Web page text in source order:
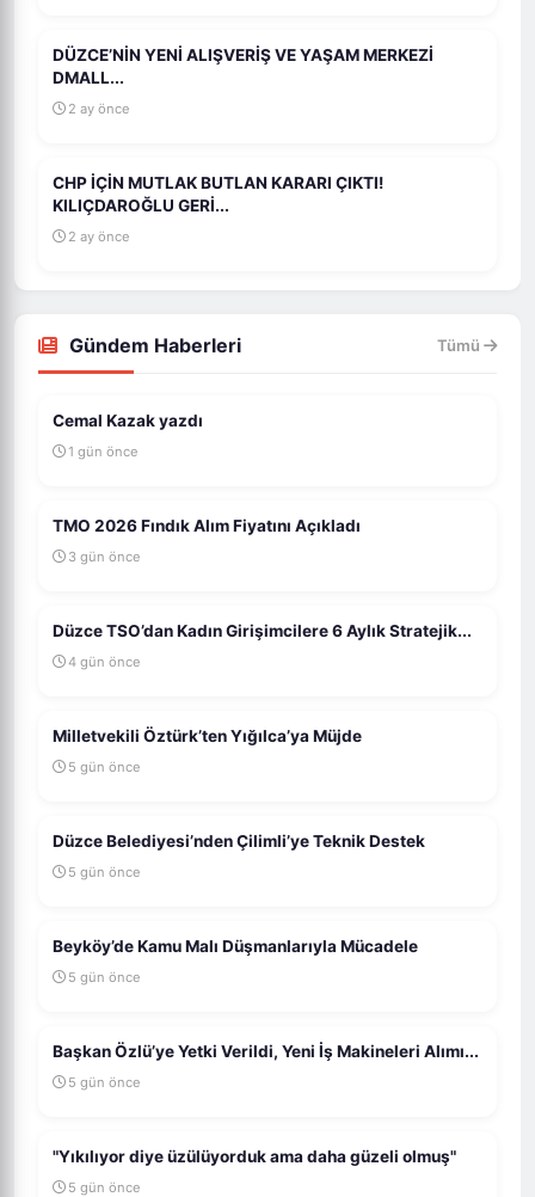
DÜZCE’NİN YENİ ALIŞVERİŞ VE YAŞAM MERKEZİ
DMALL...
2 ay önce
CHP İÇİN MUTLAK BUTLAN KARARI ÇIKTI!
KILIÇDAROĞLU GERİ...
2 ay önce
Gündem Haberleri Tümü
Cemal Kazak yazdı
1 gün önce
TMO 2026 Fındık Alım Fiyatını Açıkladı
3 gün önce
Düzce TSO’dan Kadın Girişimcilere 6 Aylık Stratejik...
4 gün önce
Milletvekili Öztürk’ten Yığılca’ya Müjde
5 gün önce
Düzce Belediyesi’nden Çilimli’ye Teknik Destek
5 gün önce
Beyköy’de Kamu Malı Düşmanlarıyla Mücadele
5 gün önce
Başkan Özlü’ye Yetki Verildi, Yeni İş Makineleri Alımı...
5 gün önce
"Yıkılıyor diye üzülüyorduk ama daha güzeli olmuş"
5 gün önce